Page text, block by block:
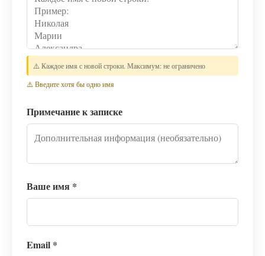
⚠️ Каждое имя с новой строки. Максимум: не ограничено
⚠️ Введите хотя бы одно имя
Примечание к записке
Ваше имя *
Email *